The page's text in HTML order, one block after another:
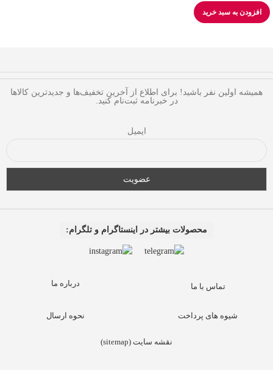
افزودن به سبد خرید
همیشه اولین نفر باشید! برای اطلاع از آخرین تخفیف‌ها و جدیدترین کالاها
در خبرنامه ثبت‌نام کنید.
ایمیل
محصولات بیشتر در اینستاگرام و تلگرام:
تماس با ما درباره ما
شیوه های پرداخت نحوه ارسال
نقشه سایت (sitemap)